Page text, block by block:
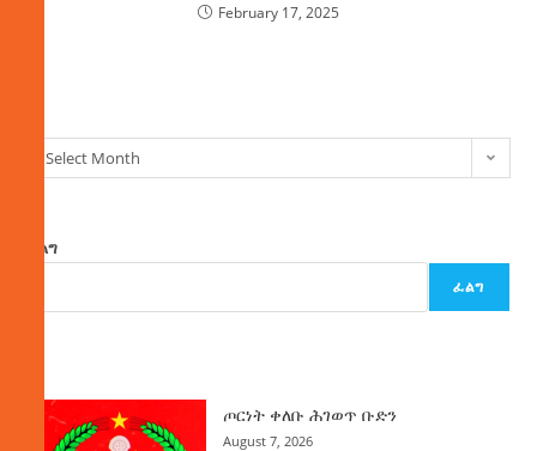
February 17, 2025
Select Month
ፈልግ
ፈልግ
ጦርነት ቀለቡ ሕገወጥ ቡድን
August 7, 2026